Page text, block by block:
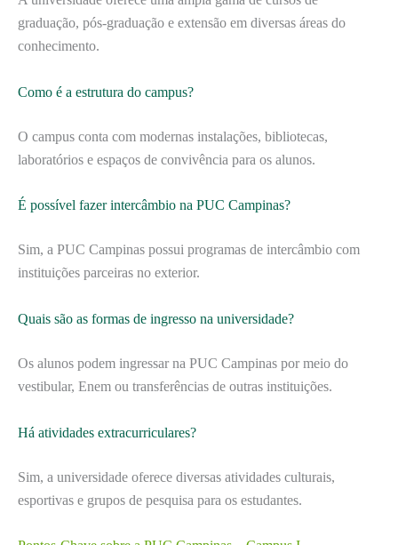
graduação, pós-graduação e extensão em diversas áreas do
conhecimento.
Como é a estrutura do campus?
O campus conta com modernas instalações, bibliotecas,
laboratórios e espaços de convivência para os alunos.
É possível fazer intercâmbio na PUC Campinas?
Sim, a PUC Campinas possui programas de intercâmbio com
instituições parceiras no exterior.
Quais são as formas de ingresso na universidade?
Os alunos podem ingressar na PUC Campinas por meio do
vestibular, Enem ou transferências de outras instituições.
Há atividades extracurriculares?
Sim, a universidade oferece diversas atividades culturais,
esportivas e grupos de pesquisa para os estudantes.